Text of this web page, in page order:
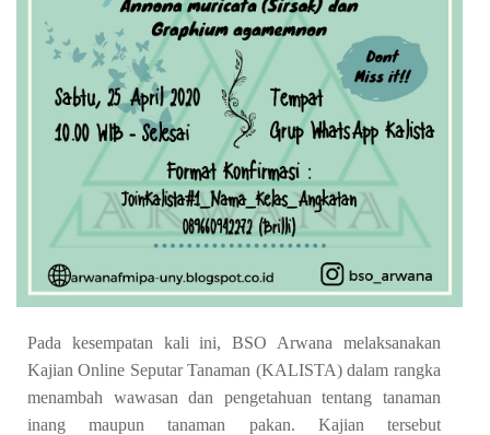
Pada kesempatan kali ini, BSO Arwana melaksanakan
Kajian Online Seputar Tanaman (KALISTA) dalam rangka
menambah wawasan dan pengetahuan tentang tanaman
inang maupun tanaman pakan. Kajian tersebut